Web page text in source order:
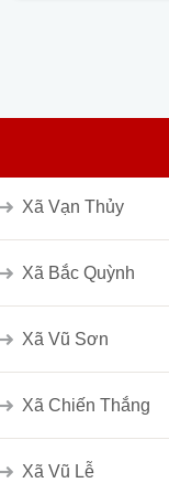
Xã Vạn Thủy
Xã Bắc Quỳnh
Xã Vũ Sơn
Xã Chiến Thắng
Xã Vũ Lễ